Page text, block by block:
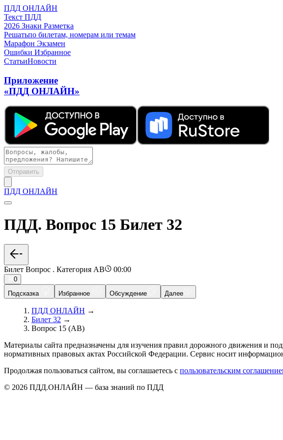
ПДД ОНЛАЙН
Текст ПДД
2026 Знаки Разметка
Решатьпо билетам, номерам или темам
Марафон Экзамен
Ошибки Избранное
СтатьиНовости
Приложение
«ПДД ОНЛАЙН»
Отправить
ПДД ОНЛАЙН
ПДД. Вопрос 15 Билет 32
Билет Вопрос . Категория AB 00:00
0
Подсказка
Избранное Обсуждение Далее
ПДД ОНЛАЙН →
Билет 32 →
Вопрос 15 (AB)
Материалы сайта предназначены для изучения правил дорожного движения и
нормативных правовых актах Российской Федерации. Сервис носит
Продолжая пользоваться сайтом, вы соглашаетесь с пользовательским
© 2026 ПДД.ОНЛАЙН — база знаний по ПДД